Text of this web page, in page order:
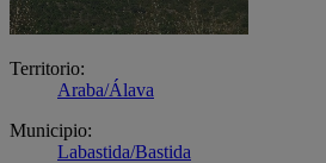
Territorio:
Araba/Álava
Municipio:
Labastida/Bastida